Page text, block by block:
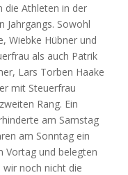
die Athleten in der
Jahrgangs. Sowohl
Wiebke Hübner und
als auch Patrik
Lars Torben Haake
mit Steuerfrau
Rang. Ein
am Samstag
am Sonntag ein
Vortag und belegten
wir noch nicht die